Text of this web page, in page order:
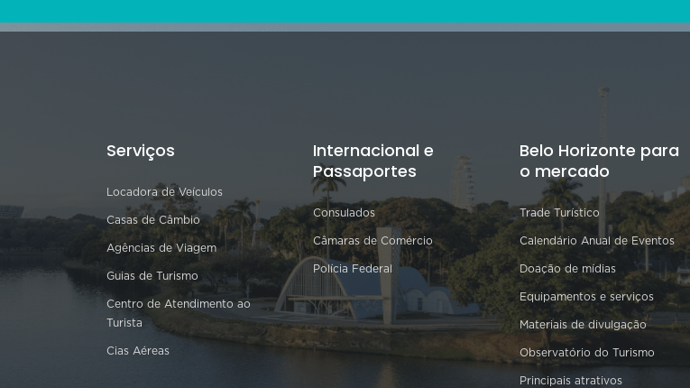
Serviços
Locadora de Veículos
Casas de Câmbio
Agências de Viagem
Guias de Turismo
Centro de Atendimento ao
Turista
Cias Aéreas
Internacional e
Passaportes
Consulados
Câmaras de Comércio
Polícia Federal
Belo Horizonte para
o mercado
Trade Turístico
Calendário Anual de Eventos
Doação de mídias
Equipamentos e serviços
Materiais de divulgação
Observatório do Turismo
Principais atrativos